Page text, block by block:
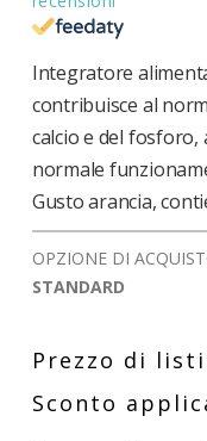
Integratore
contribuisce al
calcio e del fosforo,
normale
Gusto arancia,
OPZIONE DI
STANDARD